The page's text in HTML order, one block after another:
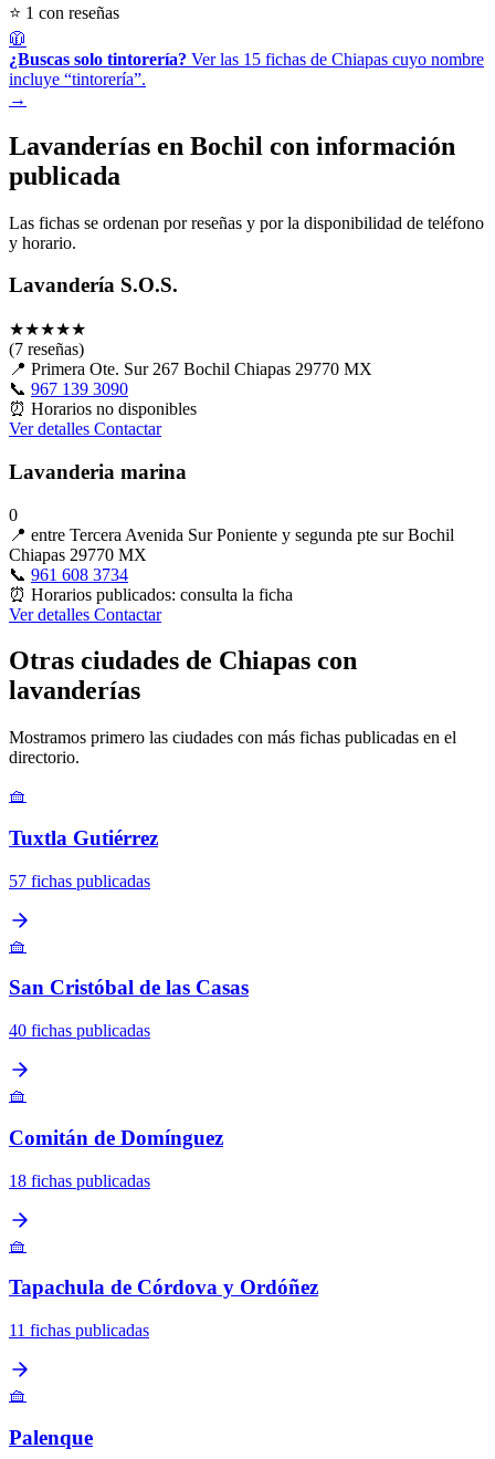
⭐ 1 con reseñas
🧥
¿Buscas solo tintorería? Ver las 15 fichas de Chiapas cuyo nombre
incluye “tintorería”.
→
Lavanderías en Bochil con información
publicada
Las fichas se ordenan por reseñas y por la disponibilidad de teléfono
y horario.
Lavandería S.O.S.
★★★★★
(7 reseñas)
📍 Primera Ote. Sur 267 Bochil Chiapas 29770 MX
📞 967 139 3090
⏰ Horarios no disponibles
Ver detalles Contactar
Lavanderia marina
0
📍 entre Tercera Avenida Sur Poniente y segunda pte sur Bochil
Chiapas 29770 MX
📞 961 608 3734
⏰ Horarios publicados: consulta la ficha
Ver detalles Contactar
Otras ciudades de Chiapas con
lavanderías
Mostramos primero las ciudades con más fichas publicadas en el
directorio.
🧺
Tuxtla Gutiérrez
57 fichas publicadas
🧺
San Cristóbal de las Casas
40 fichas publicadas
🧺
Comitán de Domínguez
18 fichas publicadas
🧺
Tapachula de Córdova y Ordóñez
11 fichas publicadas
🧺
Palenque